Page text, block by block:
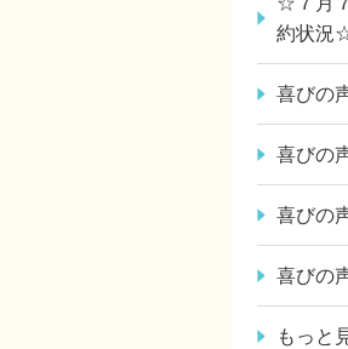
約状況
喜びの
喜びの
喜びの
喜びの
もっと